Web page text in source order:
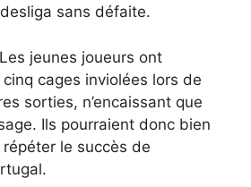
sans défaite.
Les jeunes joueurs ont
cages inviolées lors de
sorties, n’encaissant que
Ils pourraient donc bien
le succès de